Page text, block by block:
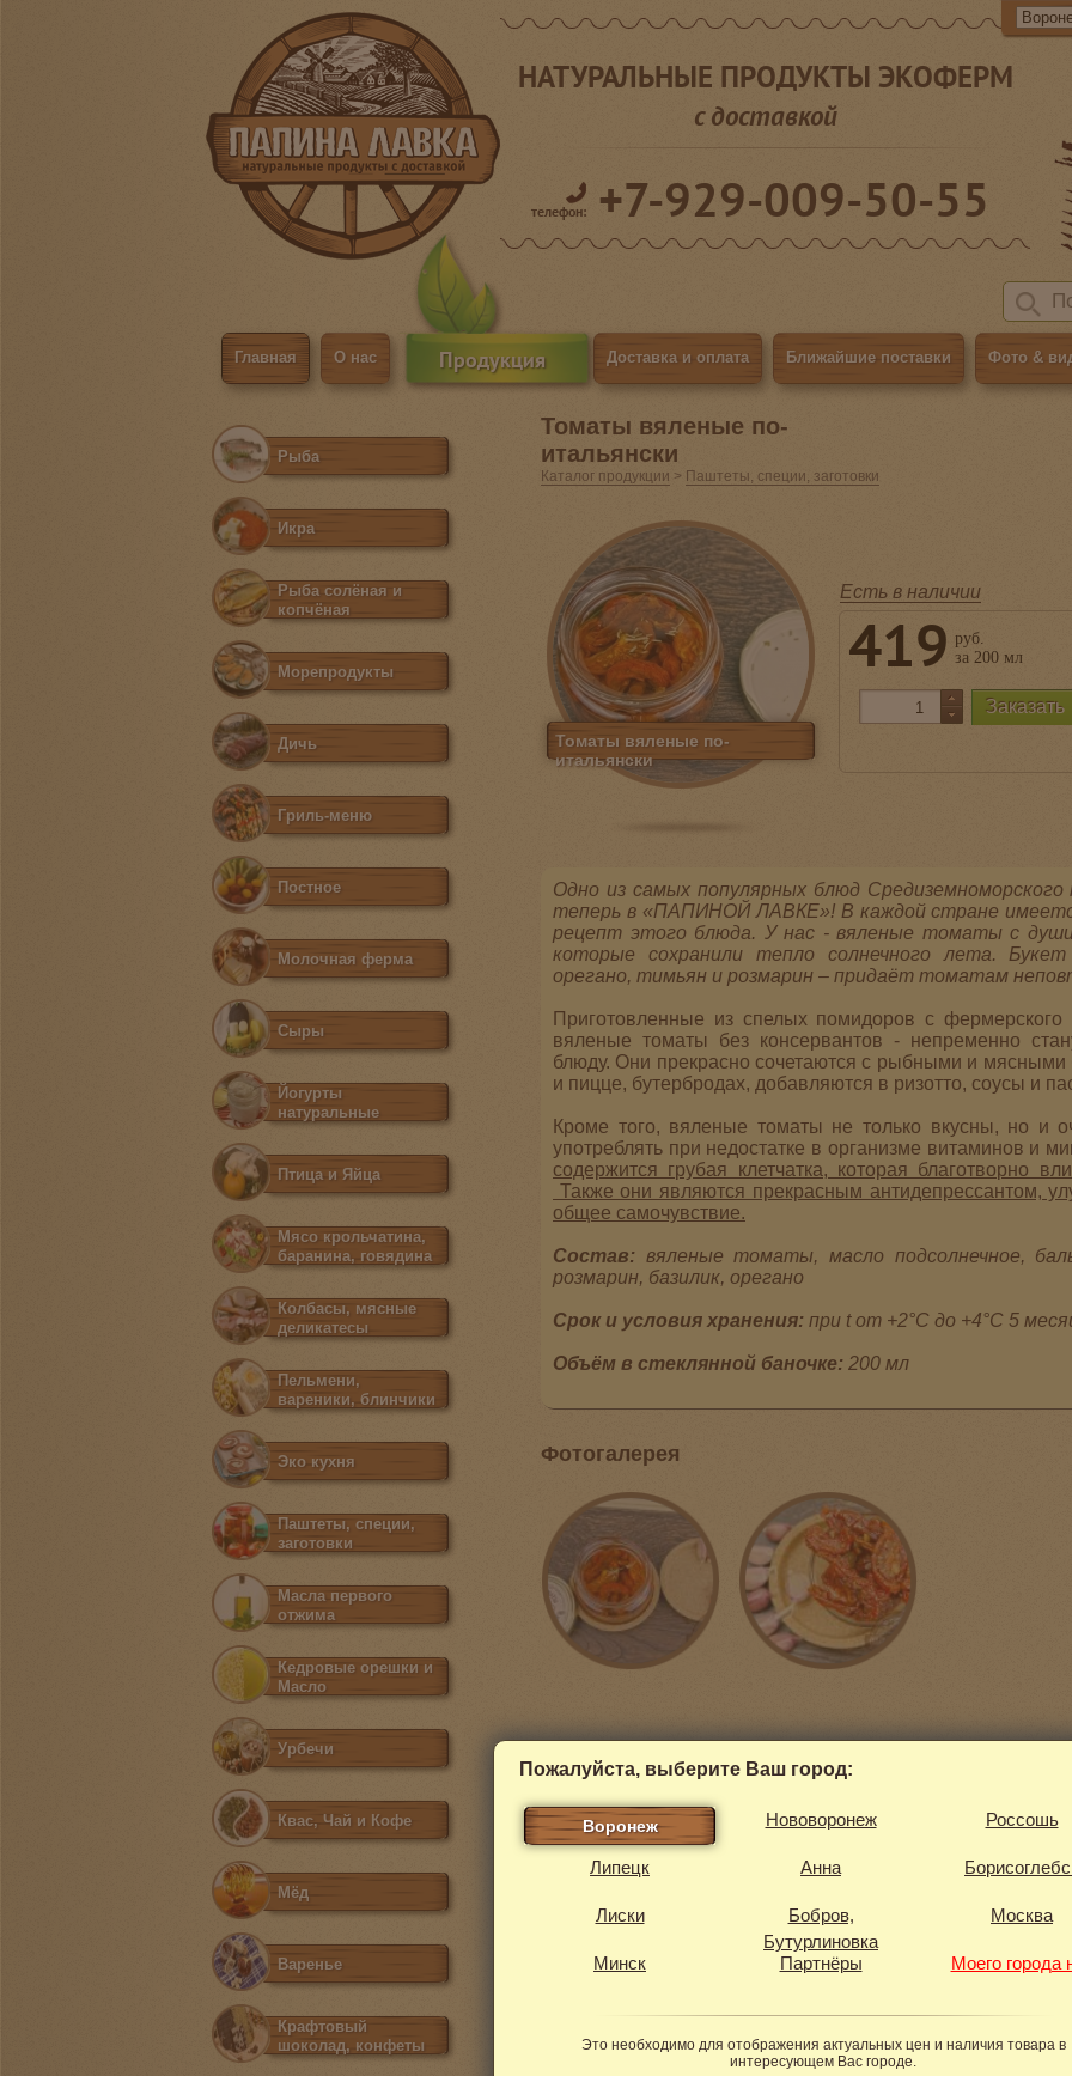
Пожалуйста, выберите Ваш город:
Воронеж Нововоронеж Россошь
Липецк Анна
Лиски
Бобров,
Бутурлиновка
Москва
Минск Партнёры Моего города
Это необходимо для отображения актуальных цен и наличия товара в
интересующем Вас городе.
Главная О нас Продукция Доставка и оплата Ближайшие поставки Фото &
НАТУРАЛЬНЫЕ ПРОДУКТЫ ЭКОФЕРМ
с доставкой
телефон: +7-929-009-50-55
Томаты вяленые по-
итальянски
Каталог продукции > Паштеты, специи, заготовки
Томаты вяленые по-
итальянски
Есть в наличии
419 руб.
за 200 мл
Одно из самых популярных блюд
теперь в «ПАПИНОЙ ЛАВКЕ»! В каждой стране
рецепт этого блюда. У нас - вяленые томаты с
которые сохранили тепло солнечного лета.
орегано, тимьян и розмарин – придаёт томатам
Приготовленные из спелых помидоров с фермерского
вяленые томаты без консервантов - непременно
блюду. Они прекрасно сочетаются с рыбными и мясными
и пицце, бутербродах, добавляются в ризотто, соусы и
Кроме того, вяленые томаты не только вкусны, но и
употреблять при недостатке в организме витаминов и
содержится грубая клетчатка, которая благотворно
Также они являются прекрасным антидепрессантом,
общее самочувствие.
Состав: вяленые томаты, масло подсолнечное,
розмарин, базилик, орегано
Срок и условия хранения: при t от +2°С до +4°С 5
Объём в стеклянной баночке: 200 мл
Фотогалерея
Отзывы
От вяленых томатов и вправду невозможно оторваться!
самостоятельная закуска, и как заправка к салатам.
Ответ от "Папиной Лавки"
Рыба
Икра
Рыба солёная и
копчёная
Морепродукты
Дичь
Гриль-меню
Постное
Молочная ферма
Сыры
Йогурты
натуральные
Птица и Яйца
Мясо крольчатина,
баранина, говядина
Колбасы, мясные
деликатесы
Пельмени,
вареники, блинчики
Эко кухня
Паштеты, специи,
заготовки
Масла первого
отжима
Кедровые орешки и
Масло
Урбечи
Квас, Чай и Кофе
Мёд
Варенье
Крафтовый
шоколад, конфеты